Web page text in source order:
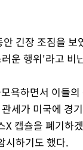
긴장 조짐을
운 행위'라고 비
욕하면서 이들
세가 미국에 경
X 캡슐을 폐기하
시하기도 했다.